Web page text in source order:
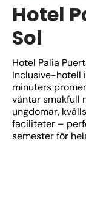
Hotel
Sol
Hotel Palia
Inclusive-hotell
minuters
väntar smakfull
ungdomar,
faciliteter –
semester för